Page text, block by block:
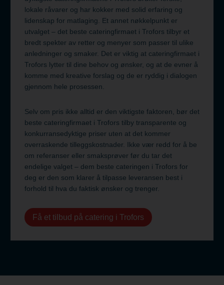
lokale råvarer og har kokker med solid erfaring og
lidenskap for matlaging. Et annet nøkkelpunkt er
utvalget – det beste cateringfirmaet i Trofors tilbyr et
bredt spekter av retter og menyer som passer til ulike
anledninger og smaker. Det er viktig at cateringfirmaet i
Trofors lytter til dine behov og ønsker, og at de evner å
komme med kreative forslag og de er ryddig i dialogen
gjennom hele prosessen.
Selv om pris ikke alltid er den viktigste faktoren, bør det
beste cateringfirmaet i Trofors tilby transparente og
konkurransedyktige priser uten at det kommer
overraskende tilleggskostnader. Ikke vær redd for å be
om referanser eller smaksprøver før du tar det
endelige valget – dem beste cateringen i Trofors for
deg er den som klarer å tilpasse leveransen best i
forhold til hva du faktisk ønsker og trenger.
Få et tilbud på catering i Trofors